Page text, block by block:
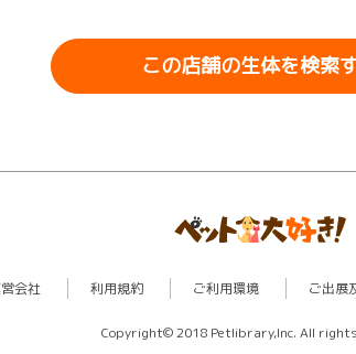
この店舗の生体を検索
会社 利用規約 ご利用環境 ご出展
Copyright© 2018 Petlibrary,Inc. All